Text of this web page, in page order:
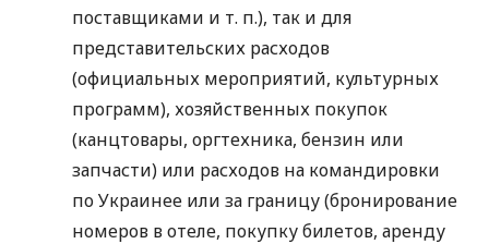
поставщиками и т. п.), так и для
представительских расходов
(официальных мероприятий, культурных
программ), хозяйственных покупок
(канцтовары, оргтехника, бензин или
запчасти) или расходов на командировки
по Украинее или за границу (бронирование
номеров в отеле, покупку билетов, аренду